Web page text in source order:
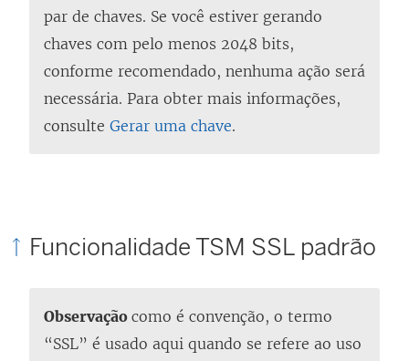
par de chaves. Se você estiver gerando
chaves com pelo menos 2048 bits,
conforme recomendado, nenhuma ação será
necessária. Para obter mais informações,
consulte Gerar uma chave.
Funcionalidade TSM SSL padrão
Observação como é convenção, o termo
“SSL” é usado aqui quando se refere ao uso